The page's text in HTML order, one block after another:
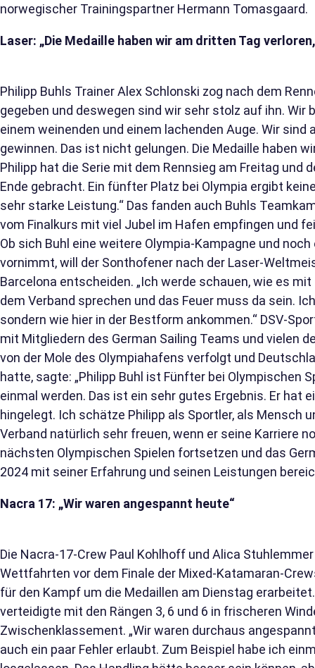
norwegischer Trainingspartner Hermann Tomasgaard.
Laser: „Die Medaille haben wir am dritten Tag
Philipp Buhls Trainer Alex Schlonski zog nach dem
gegeben und deswegen sind wir sehr stolz auf ihn. Wir
einem weinenden und einem lachenden Auge. Wir sind
gewinnen. Das ist nicht gelungen. Die Medaille haben
Philipp hat die Serie mit dem Rennsieg am Freitag und
Ende gebracht. Ein fünfter Platz bei Olympia ergibt
sehr starke Leistung.“ Das fanden auch Buhls
vom Finalkurs mit viel Jubel im Hafen empfingen und
Ob sich Buhl eine weitere Olympia-Kampagne und
vornimmt, will der Sonthofener nach der Laser-
Barcelona entscheiden. „Ich werde schauen, wie es
dem Verband sprechen und das Feuer muss da sein.
sondern wie hier in der Bestform ankommen.“ DSV-
mit Mitgliedern des German Sailing Teams und vielen
von der Mole des Olympiahafens verfolgt und
hatte, sagte: „Philipp Buhl ist Fünfter bei Olympischen
einmal werden. Das ist ein sehr gutes Ergebnis. Er hat
hingelegt. Ich schätze Philipp als Sportler, als Mensch
Verband natürlich sehr freuen, wenn er seine Karriere
nächsten Olympischen Spielen fortsetzen und das
2024 mit seiner Erfahrung und seinen Leistungen
Nacra 17: „Wir waren angespannt heute“
Die Nacra-17-Crew Paul Kohlhoff und Alica
Wettfahrten vor dem Finale der Mixed-Katamaran-
für den Kampf um die Medaillen am Dienstag
verteidigte mit den Rängen 3, 6 und 6 in frischeren
Zwischenklassement. „Wir waren durchaus
auch ein paar Fehler erlaubt. Zum Beispiel habe ich